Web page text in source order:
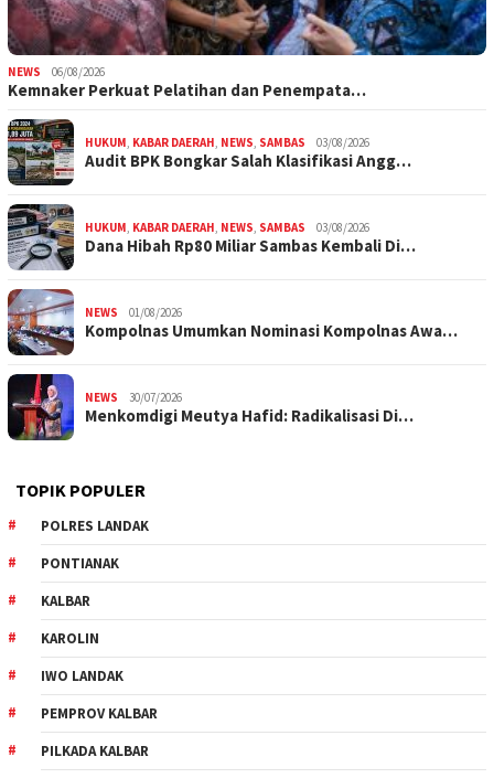
NEWS 06/08/2026
Kemnaker Perkuat Pelatihan dan Penempata…
HUKUM, KABAR DAERAH, NEWS, SAMBAS 03/08/2026
Audit BPK Bongkar Salah Klasifikasi Angg…
HUKUM, KABAR DAERAH, NEWS, SAMBAS 03/08/2026
Dana Hibah Rp80 Miliar Sambas Kembali Di…
NEWS 01/08/2026
Kompolnas Umumkan Nominasi Kompolnas Awa…
NEWS 30/07/2026
Menkomdigi Meutya Hafid: Radikalisasi Di…
TOPIK POPULER
POLRES LANDAK
PONTIANAK
KALBAR
KAROLIN
IWO LANDAK
PEMPROV KALBAR
PILKADA KALBAR